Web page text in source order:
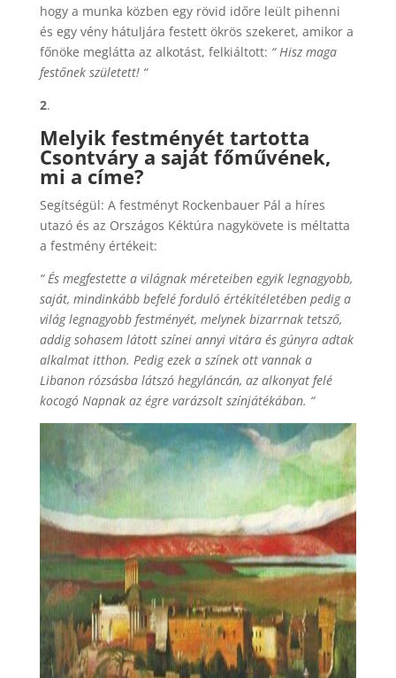
hogy a munka közben egy rövid időre leült pihenni
és egy vény hátuljára festett ökrös szekeret, amikor a
főnöke meglátta az alkotást, felkiáltott: “ Hisz maga
festőnek született! “
2.
Melyik festményét tartotta
Csontváry a saját főművének,
mi a címe?
Segítségül: A festményt Rockenbauer Pál a híres
utazó és az Országos Kéktúra nagykövete is méltatta
a festmény értékeit:
“ És megfestette a világnak méreteiben egyik legnagyobb,
saját, mindinkább befelé forduló értékítéletében pedig a
világ legnagyobb festményét, melynek bizarrnak tetsző,
addig sohasem látott színei annyi vitára és gúnyra adtak
alkalmat itthon. Pedig ezek a színek ott vannak a
Libanon rózsásba látszó hegyláncán, az alkonyat felé
kocogó Napnak az égre varázsolt színjátékában. “